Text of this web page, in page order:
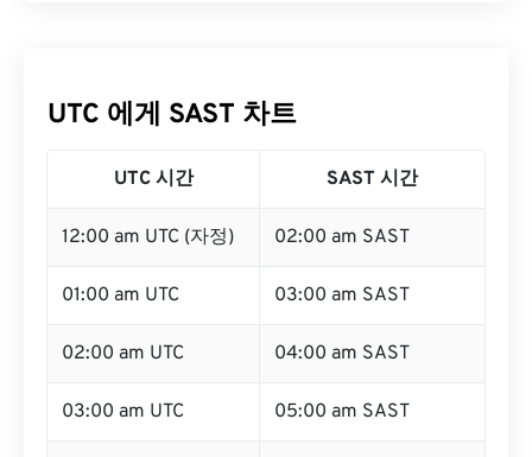
UTC 에게 SAST 차트
UTC 시간 SAST 시간
12:00 am UTC (자정) 02:00 am SAST
01:00 am UTC 03:00 am SAST
02:00 am UTC 04:00 am SAST
03:00 am UTC 05:00 am SAST